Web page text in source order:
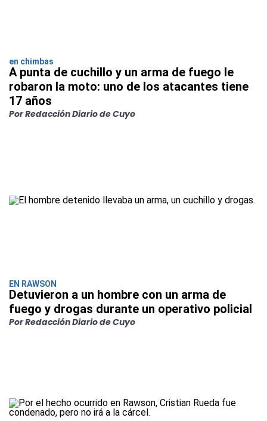
en chimbas
A punta de cuchillo y un arma de fuego le
robaron la moto: uno de los atacantes tiene
17 años
Por Redacción Diario de Cuyo
EN RAWSON
Detuvieron a un hombre con un arma de
fuego y drogas durante un operativo policial
Por Redacción Diario de Cuyo